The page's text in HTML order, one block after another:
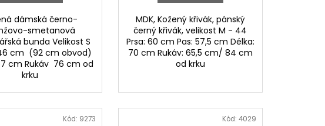
dámská černo-
smetanová
bunda Velikost S
cm (92 cm obvod)
cm Rukáv 76 cm od
krku
MDK, Kožený křivák, pánský
černý křivák, velikost M - 44
Prsa: 60 cm Pas: 57,5 cm Délka:
70 cm Rukáv: 65,5 cm/ 84 cm
od krku
Kód: 9273 Kód: 4029